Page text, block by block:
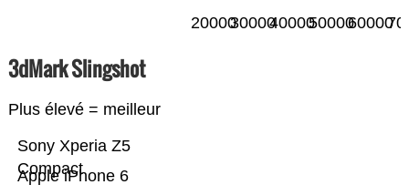
2000030000400005000060000
3dMark Slingshot
Plus élevé = meilleur
Apple iPhone 6
Sony Xperia Z5
Compact